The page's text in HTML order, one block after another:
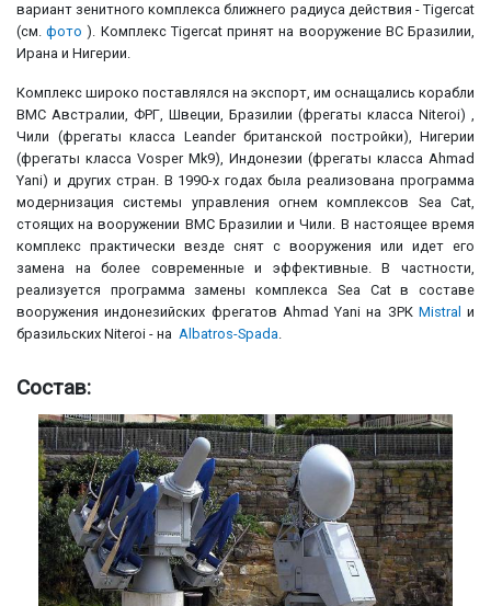
вариант зенитного комплекса ближнего радиуса действия - Tigercat
(см.фото ). Комплекс Tigercat принят на вооружение ВС Бразилии,
Ирана и Нигерии.
Комплекс широко поставлялся на экспорт, им оснащались корабли
ВМС Австралии, ФРГ, Швеции, Бразилии (фрегаты класса Niteroi) ,
Чили (фрегаты класса Leander британской постройки), Нигерии
(фрегаты класса Vosper Mk9), Индонезии (фрегаты класса Ahmad
Yani) и других стран. В 1990-х годах была реализована программа
модернизация системы управления огнем комплексов Sea Cat,
стоящих на вооружении ВМС Бразилии и Чили. В настоящее время
комплекс практически везде снят с вооружения или идет его
замена на более современные и эффективные. В частности,
реализуется программа замены комплекса Sea Cat в составе
вооружения индонезийских фрегатов Ahmad Yani на ЗРК Mistral и
бразильских Niteroi - на Albatros-Spada.
Состав: